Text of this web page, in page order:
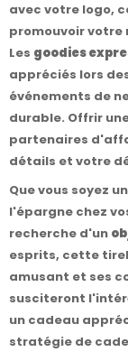
avec votre logo,
promouvoir
Les goodies
appréciés lors
événements de
durable. Offrir
partenaires
détails et votre
Que vous soyez
l'épargne chez
recherche d'un
esprits, cette
amusant et ses
susciteront
un cadeau
stratégie de